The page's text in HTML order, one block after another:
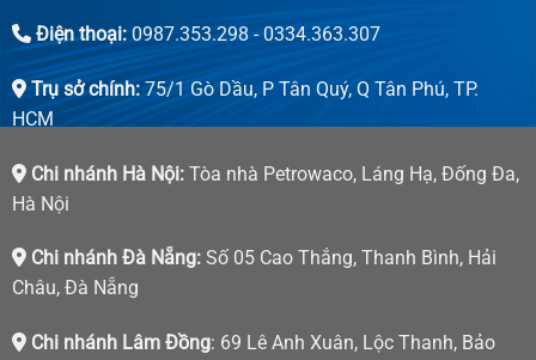
Điện thoại:0987.353.298 - 0334.363.307
Trụ sở chính:75/1 Gò Dầu, P Tân Quý, Q Tân Phú, TP.
HCM
Chi nhánh Hà Nội:Tòa nhà Petrowaco, Láng Hạ, Đống Đa,
Hà Nội
Chi nhánh Đà Nẵng:Số 05 Cao Thắng, Thanh Bình, Hải
Châu, Đà Nẵng
Chi nhánh Lâm Đồng: 69 Lê Anh Xuân, Lộc Thanh, Bảo